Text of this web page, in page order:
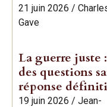
21 juin 2026 /
Gave
La guerre juste :
des questions
réponse
19 juin 2026 / Jean-